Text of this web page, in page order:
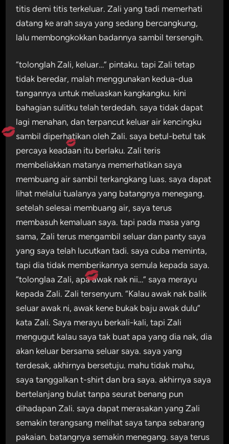
titis demi titis terkeluar. Zali yang tadi memerhati
datang ke arah saya yang sedang bercangkung,
lalu membongkokkan badannya sambil tersengih.
“tolonglah Zali, keluar…” pintaku. tapi Zali tetap
tidak beredar, malah menggunakan kedua-dua
tangannya untuk meluaskan kangkangku. kini
bahagian sulitku telah terdedah. saya tidak dapat
lagi menahan, dan terpancut keluar air kencingku
sambil diperhatikan oleh Zali. saya betul-betul tak
percaya keadaan itu berlaku. Zali teris
membeliakkan matanya memerhatikan saya
membuang air sambil terkangkang luas. saya dapat
lihat melalui tualanya yang batangnya menegang.
setelah selesai membuang air, saya terus
membasuh kemaluan saya. tapi pada masa yang
sama, Zali terus mengambil seluar dan panty saya
yang saya telah lucutkan tadi. saya cuba meminta,
tapi dia tidak memberikannya semula kepada saya.
“tolonglaa Zali, apa awak nak nii…” saya merayu
kepada Zali. Zali tersenyum. “Kalau awak nak balik
seluar awak ni, awak kene bukak baju awak dulu”
kata Zali. Saya merayu berkali-kali, tapi Zali
mengugut kalau saya tak buat apa yang dia nak, dia
akan keluar bersama seluar saya. saya yang
terdesak, akhirnya bersetuju. mahu tidak mahu,
saya tanggalkan t-shirt dan bra saya. akhirnya saya
bertelanjang bulat tanpa seurat benang pun
dihadapan Zali. saya dapat merasakan yang Zali
semakin terangsang melihat saya tanpa sebarang
pakaian. batangnya semakin menegang. saya terus